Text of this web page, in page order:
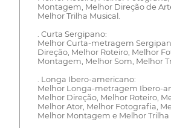
Montagem, Melhor Direção de
Melhor Trilha Musical.
. Curta Sergipano:
Melhor Curta-metragem
Direção, Melhor Roteiro, Melhor
Montagem, Melhor Som, Melhor
. Longa Ibero-americano:
Melhor Longa-metragem Ibero-
Melhor Direção, Melhor Roteiro,
Melhor Ator, Melhor Fotografia,
Melhor Montagem e Melhor Trilha